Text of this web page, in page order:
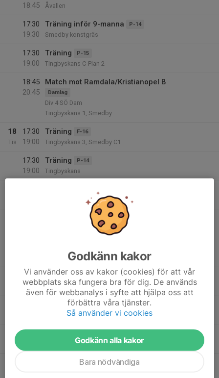
18:45
Åvallen
17:30
19:30
Träning inför 9-manna P-14
Smedby konstgräs
17:30
19:00
Träning P-15
Tingbyskans C-Plan 2
18:45
20:45
Match mot Ramdala/Kristianopel B
Damlag
Div 4 SÖ Dam
Tingbyskans 1, Smedby
18
Tis
17:30
19:00
Träning F-16
Tingbyskans 3, Smedby C1
17:30
19:00
Träning P-14
Tingbyskans
Tingbyskans C-Plan 2
17:30
18:30
Träning F20 F-20
Tingbyskans
Träning Tingbyskans F-18/19
Tingbyskans B3
Tingbyskans
Träning Plan C3 P-16
Godkänn kakor
Vi använder oss av kakor (cookies) för att vår
webbplats ska fungera bra för dig. De används
även för webbanalys i syfte att hjälpa oss att
förbättra våra tjänster.
Så använder vi cookies
Godkänn alla kakor
Bara nödvändiga